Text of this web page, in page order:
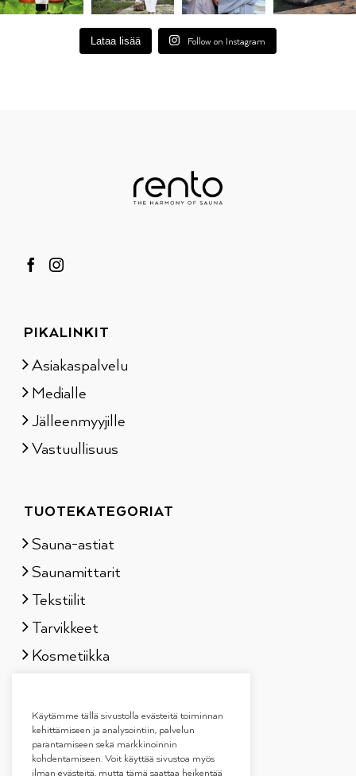
Lataa lisää Follow on Instagram
PIKALINKIT
Asiakaspalvelu
Medialle
Jälleenmyyjille
Vastuullisuus
TUOTEKATEGORIAT
Sauna-astiat
Saunamittarit
Tekstiilit
Tarvikkeet
Kosmetiikka
Lahjapakkaukset
Käytämme tällä sivustolla evästeitä toiminnan
kehittämiseen ja analysointiin, palvelun
parantamiseen sekä markkinoinnin
kohdentamiseen. Voit käyttää sivustoa myös
ilman evästeitä, mutta tämä saattaa heikentää